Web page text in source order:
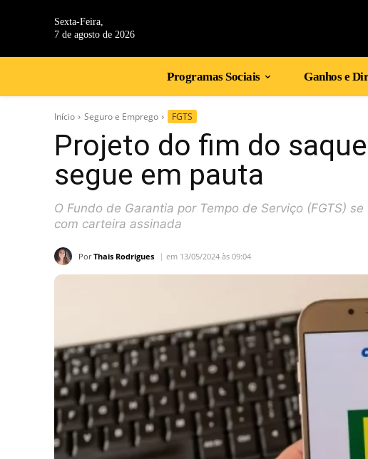
Sexta-Feira,
7 de agosto de 2026
Programas Sociais Ganhos e
Início Seguro e Emprego FGTS
Projeto do fim do
segue em pauta
O Fundo de Garantia por Tempo de Serviço (FGTS)
com carteira assinada
Por Thais Rodrigues em 13/05/2024 às 09:04